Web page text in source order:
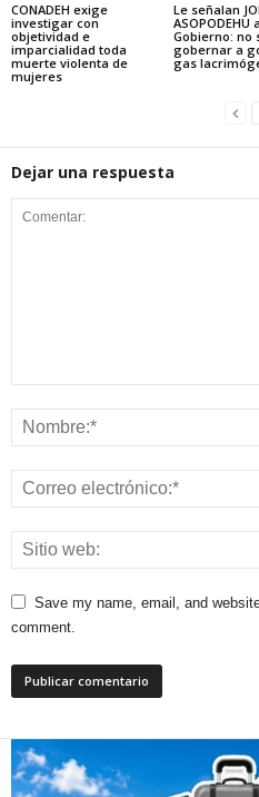
CONADEH exige
investigar con
objetividad e
imparcialidad toda
muerte violenta de
mujeres
Le señalan
ASOPODEHU
Gobierno: no
gobernar a
gas
Dejar una respuesta
Save my name, email, and
comment.